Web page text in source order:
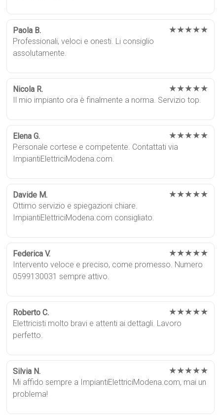
Paola B. ★★★★★
Professionali, veloci e onesti. Li consiglio
assolutamente.
Nicola R. ★★★★★
Il mio impianto ora è finalmente a norma. Servizio top.
Elena G. ★★★★★
Personale cortese e competente. Contattati via
ImpiantiElettriciModena.com.
Davide M. ★★★★★
Ottimo servizio e spiegazioni chiare.
ImpiantiElettriciModena.com consigliato.
Federica V. ★★★★★
Intervento veloce e preciso, come promesso. Numero
0599130031 sempre attivo.
Roberto C. ★★★★★
Elettricisti molto bravi e attenti ai dettagli. Lavoro
perfetto.
Silvia N. ★★★★★
Mi affido sempre a ImpiantiElettriciModena.com, mai un
problema!